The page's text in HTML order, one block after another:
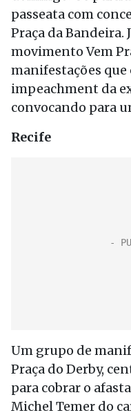
passeata com
Praça da Bandeira.
movimento Vem
manifestações
impeachment da
convocando para
Recife
Um grupo de
Praça do Derby,
para cobrar o
Michel Temer do